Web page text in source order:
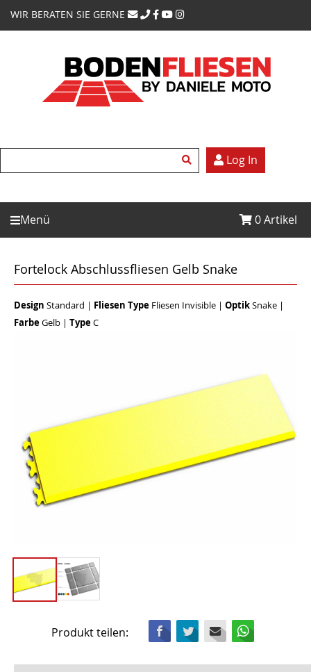
WIR BERATEN SIE GERNE
Log In
Menü 0Artikel
Fortelock Abschlussfliesen Gelb Snake
Design Standard | Fliesen Type Fliesen Invisible | OptikSnake |
FarbeGelb | TypeC
Produkt teilen: Facebook
Twitter Mail